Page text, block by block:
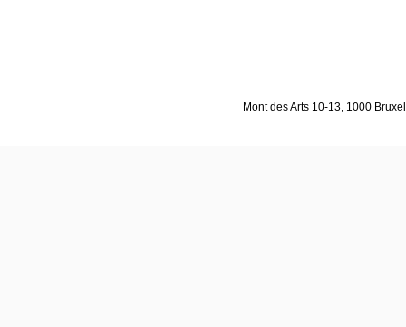
Mont des Arts 10-13, 1000